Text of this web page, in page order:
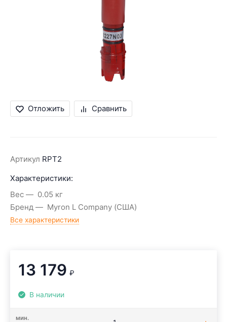
Отложить Сравнить
Артикул RPT2
Характеристики:
Вес
0.05 кг
Бренд
Myron L Company (США)
Все характеристики
13 179 ₽
В наличии
мин.